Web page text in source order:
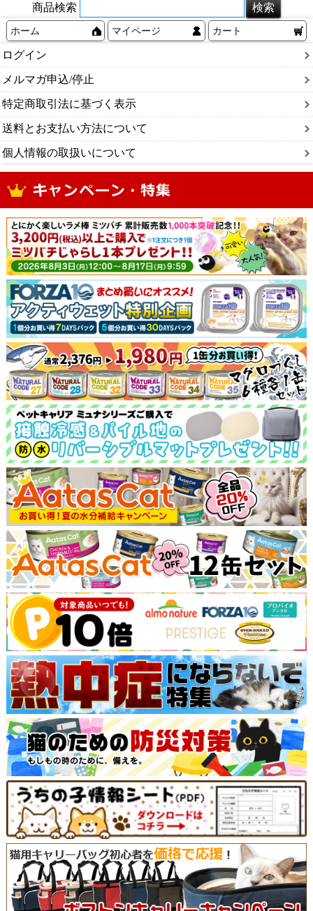
商品検索
ホーム マイページ カート
ログイン
メルマガ申込/停止
特定商取引法に基づく表示
送料とお支払い方法について
個人情報の取扱いについて